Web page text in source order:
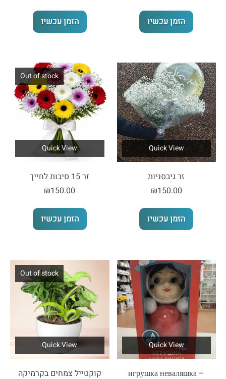
הזמן עכשיו הזמן עכשיו
Quick View
זר גיבסניות
₪150.00
הזמן עכשיו
Out of stock
Quick View
זר 15 סיבות לחייך
₪150.00
הזמן עכשיו
Quick View
игрушка неваляшка –
Out of stock
Quick View
קוקטייל צמחים בקרמיקה